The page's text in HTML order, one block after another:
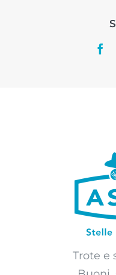
Trote e